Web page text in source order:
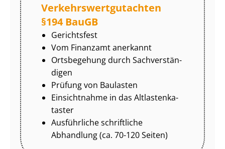
Ver­kehrs­wert­gut­ach­ten
§194 BauGB
Gerichtsfest
Vom Finanzamt anerkannt
Ortsbegehung durch Sach­ver­stän­
di­gen
Prüfung von Baulasten
Einsichtnahme in das Alt­las­ten­ka­
tas­ter
Ausführliche schriftliche
Abhandlung (ca. 70-120 Seiten)